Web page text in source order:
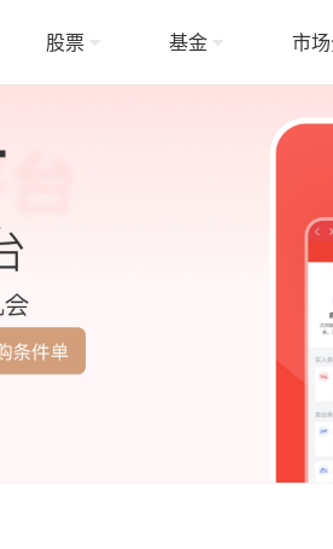
股票 基金 市